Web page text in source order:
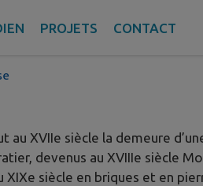
PROJETS CONTACT
au XVIIe siècle la demeure
devenus au XVIIIe siècle
siècle en briques et en